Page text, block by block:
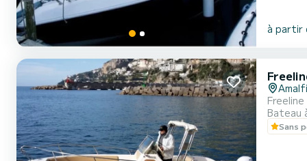
à partir
Amalfi
Bateau
Sans